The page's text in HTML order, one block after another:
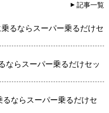
記事一覧
るならスーパー乗るだけセ
ならスーパー乗るだけセッ
ならスーパー乗るだけセ